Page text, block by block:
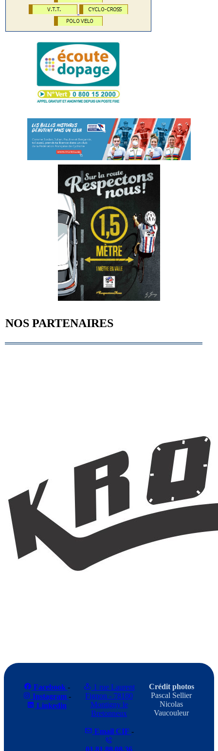
NOS PARTENAIRES
Facebook -
Instagram -
Linkedin
1 rue Laurent
Fignon - 78180
Montigny le
Bretonneux
Email CIF -
01.81.88.08.36
Crédit photos
Pascal Sellier
Nicolas
Vaucouleur